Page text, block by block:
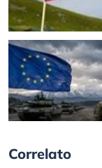
Correlato